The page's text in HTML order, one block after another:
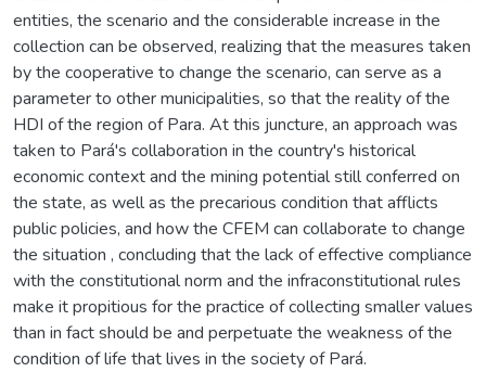
entities, the scenario and the considerable increase in the
collection can be observed, realizing that the measures taken
by the cooperative to change the scenario, can serve as a
parameter to other municipalities, so that the reality of the
HDI of the region of Para. At this juncture, an approach was
taken to Pará's collaboration in the country's historical
economic context and the mining potential still conferred on
the state, as well as the precarious condition that afflicts
public policies, and how the CFEM can collaborate to change
the situation , concluding that the lack of effective compliance
with the constitutional norm and the infraconstitutional rules
make it propitious for the practice of collecting smaller values
than in fact should be and perpetuate the weakness of the
condition of life that lives in the society of Pará.